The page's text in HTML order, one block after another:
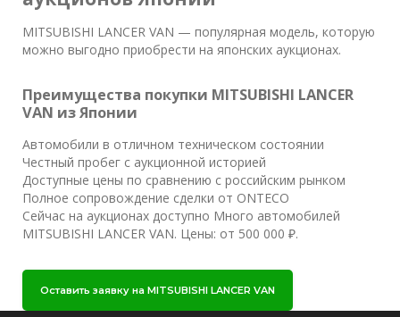
MITSUBISHI LANCER VAN — популярная модель, которую
можно выгодно приобрести на японских аукционах.
Преимущества покупки MITSUBISHI LANCER
VAN из Японии
Автомобили в отличном техническом состоянии
Честный пробег с аукционной историей
Доступные цены по сравнению с российским рынком
Полное сопровождение сделки от ONTECO
Сейчас на аукционах доступно Много автомобилей
MITSUBISHI LANCER VAN. Цены: от 500 000 ₽.
Оставить заявку на MITSUBISHI LANCER VAN